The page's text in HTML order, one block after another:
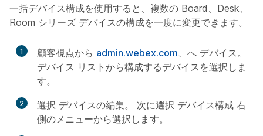
一括デバイス構成を使用すると、複数の Board、Desk、
Room シリーズ デバイスの構成を一度に変更できます。
1 顧客視点から admin.webex.com、へ デバイス。
デバイス リストから構成するデバイスを選択しま
す。
2 選択 デバイスの編集。 次に選択 デバイス構成 右
側のメニューから選択します。